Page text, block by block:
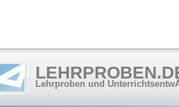
Lehrproben und